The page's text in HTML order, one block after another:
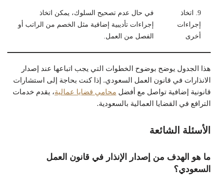
9. اتخاذ
إجراءات
أخرى
في حال عدم تصحيح السلوك، يمكن اتخاذ
إجراءات تأديبية إضافية مثل الخصم من الراتب أو
الفصل من العمل.
هذا الجدول يوضح بوضوح الخطوات التي يجب اتباعها عند إصدار
الانذارات في قانون العمل السعودي. إذا كنت بحاجة إلى استشارات
قانونية إضافية تواصل مع أفضل محامي قضايا عمالية، يقدم خدمات
الترافع في القضايا العمالية بالسعودية.
الأسئلة الشائعة
ما هو الهدف من إصدار الإنذار في قانون العمل
السعودي؟